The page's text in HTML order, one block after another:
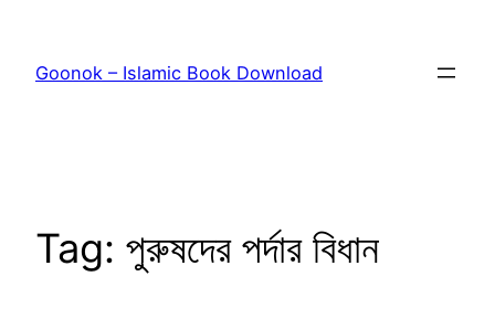
content
Goonok – Islamic Book Download
Tag: পুরুষদের পর্দার বিধান